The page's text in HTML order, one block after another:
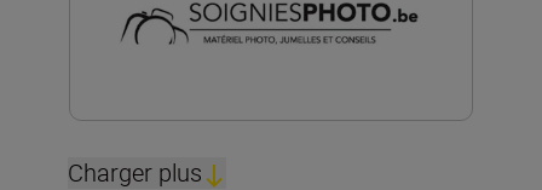
Charger plus